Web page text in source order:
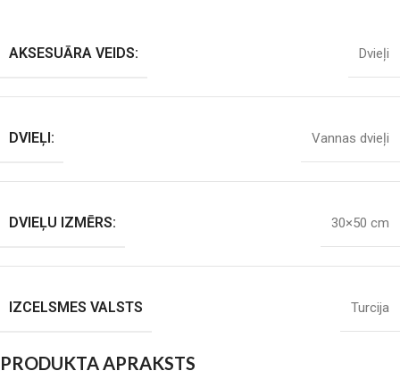
AKSESUĀRA VEIDS: Dvieļi
DVIEĻI: Vannas dvieļi
DVIEĻU IZMĒRS: 30×50 cm
IZCELSMES VALSTS Turcija
PRODUKTA APRAKSTS